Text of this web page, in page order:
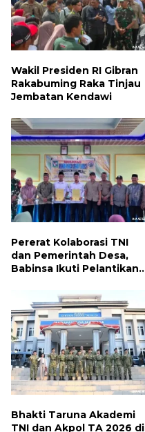
Wakil Presiden RI Gibran
Rakabuming Raka Tinjau
Jembatan Kendawi
Pererat Kolaborasi TNI
dan Pemerintah Desa,
Babinsa Ikuti Pelantikan
Bhakti Taruna Akademi
TNI dan Akpol TA 2026 di